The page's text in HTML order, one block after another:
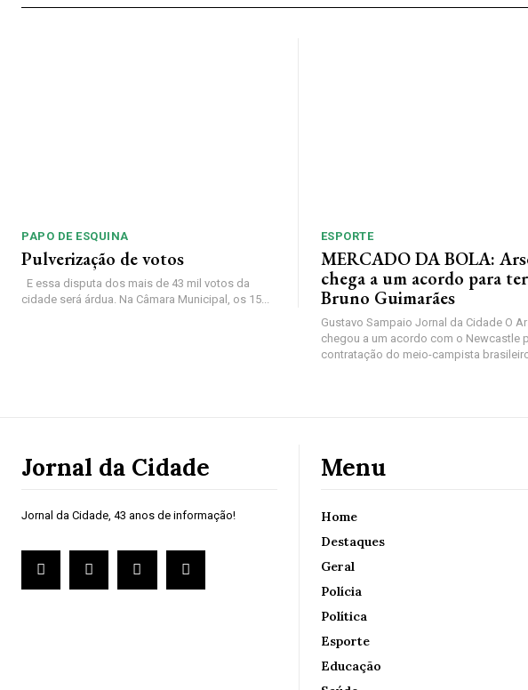
PAPO DE ESQUINA
Pulverização de votos
E essa disputa dos mais de 43 mil votos da
cidade será árdua. Na Câmara Municipal, os 15...
ESPORTE
MERCADO DA BOLA:
chega a um acordo para ter
Bruno Guimarães
Gustavo Sampaio Jornal da Cidade O
chegou a um acordo com o Newcastle
contratação do meio-campista brasileiro
Jornal da Cidade
Jornal da Cidade, 43 anos de informação!
Menu
Home
Destaques
Geral
Polícia
Política
Esporte
Educação